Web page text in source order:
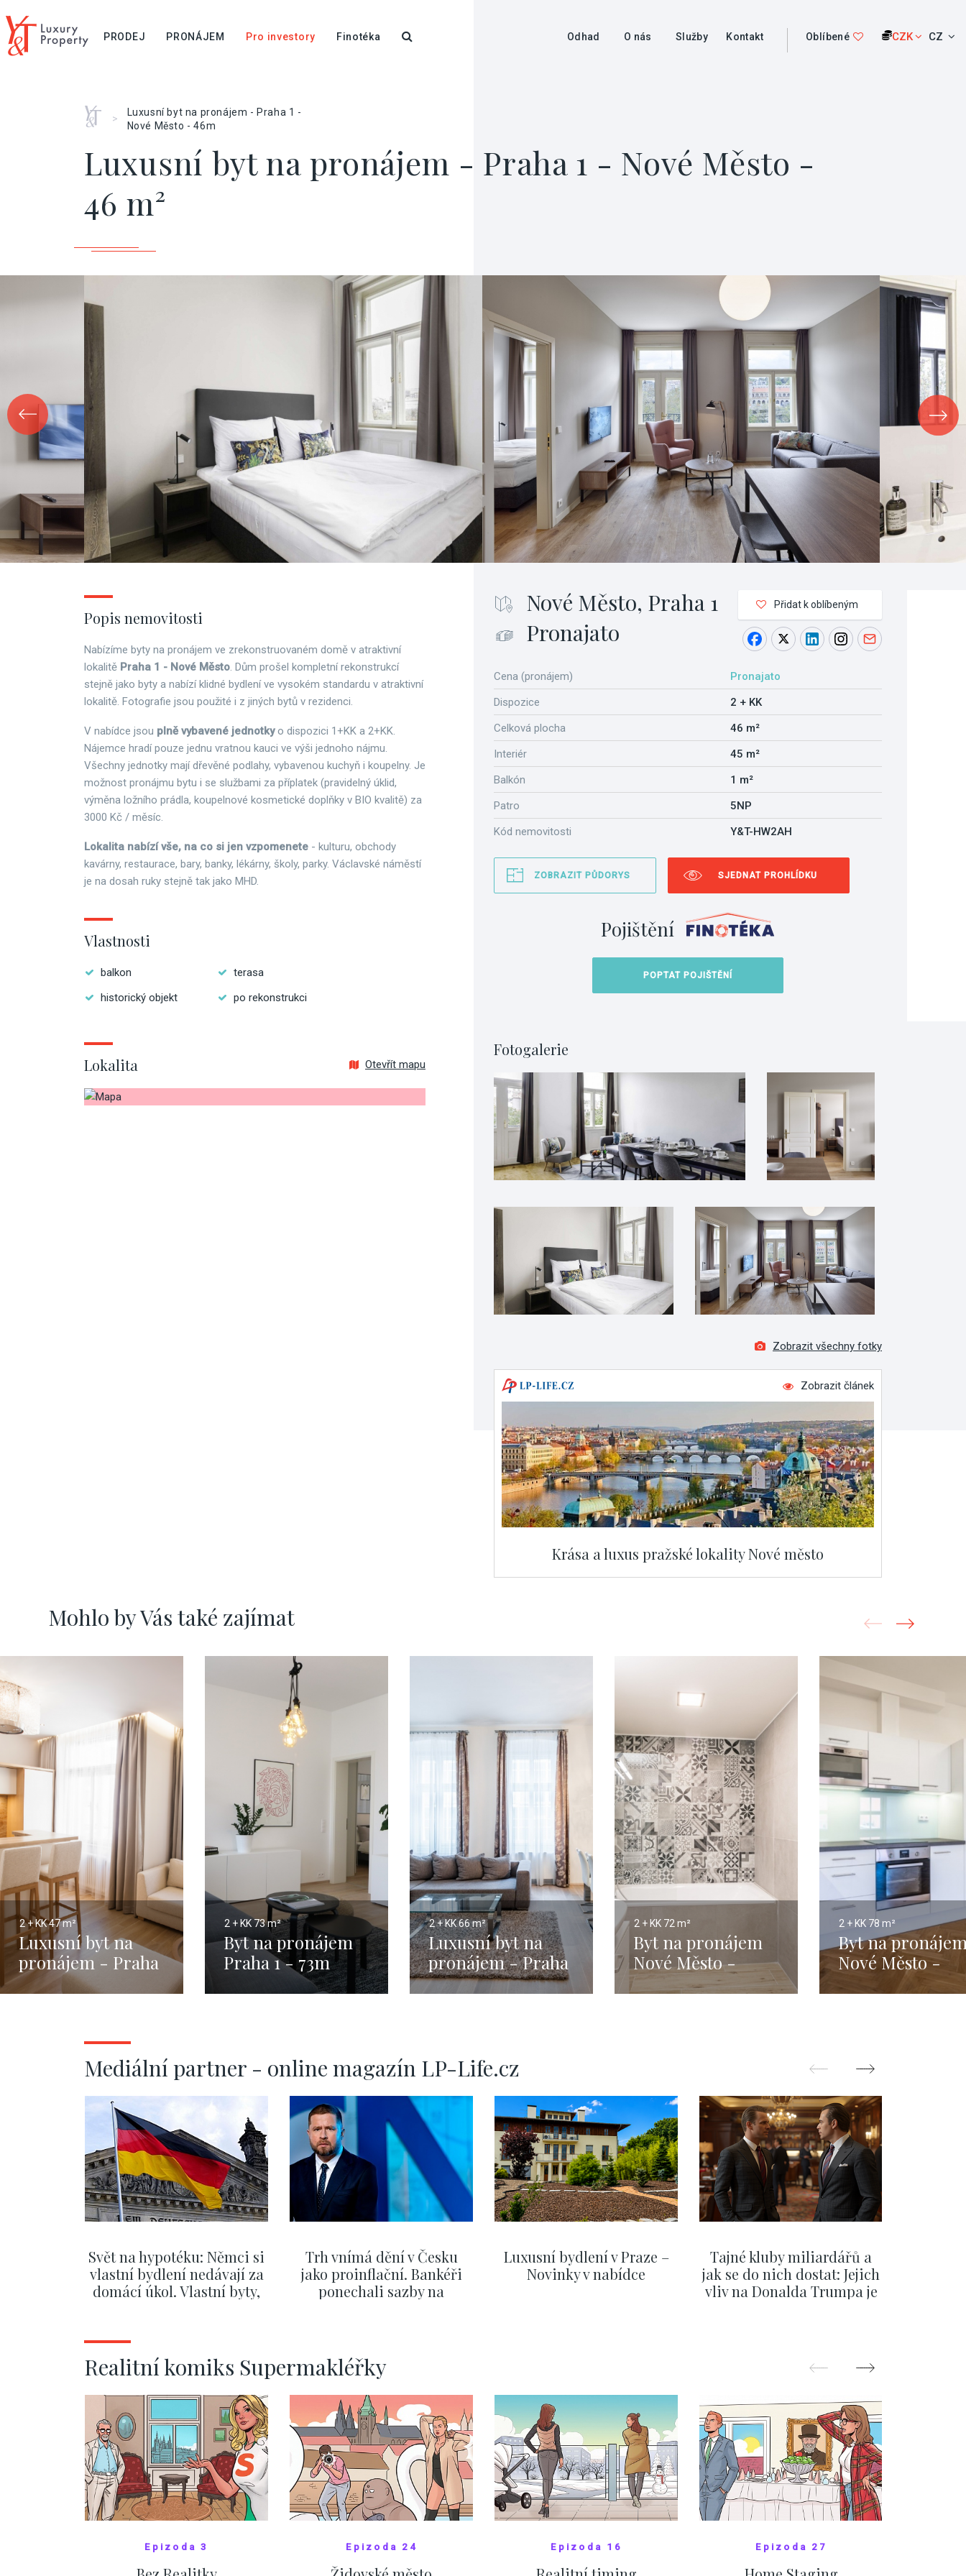
PRODEJ PRONÁJEM Pro investory Finotéka Odhad O nás Služby Kontakt Oblíbené CZK CZ
Home
>
Luxusní byt na pronájem - Praha 1 -
Nové Město - 46m
Luxusní byt na pronájem - Praha 1 - Nové Město -
46 m²
Nové Město, Praha 1
Pronajato
Přidat k oblíbeným
Cena (pronájem)
Pronajato
Dispozice
2 + KK
Celková plocha
46 m²
Interiér
45 m²
Balkón
1 m²
Patro
5NP
Kód nemovitosti
Y&T-HW2AH
ZOBRAZIT PŮDORYS SJEDNAT PROHLÍDKU
Pojištění
POPTAT POJIŠTĚNÍ
Fotogalerie
Zobrazit všechny fotky
Zobrazit článek
Krása a luxus pražské lokality Nové město
Popis nemovitosti
Nabízíme byty na pronájem ve zrekonstruovaném domě v atraktivní
lokalitě Praha 1 - Nové Město. Dům prošel kompletní rekonstrukcí
stejně jako byty a nabízí klidné bydlení ve vysokém standardu v atraktivní
lokalitě. Fotografie jsou použité i z jiných bytů v rezidenci.
V nabídce jsou plně vybavené jednotkyo dispozici 1+KK a 2+KK.
Nájemce hradí pouze jednu vratnou kauci ve výši jednoho nájmu.
Všechny jednotky mají dřevěné podlahy, vybavenou kuchyň i koupelny. Je
možnost pronájmu bytu i se službami za příplatek (pravidelný úklid,
výměna ložního prádla, koupelnové kosmetické doplňky v BIO kvalitě) za
3000 Kč / měsíc.
Lokalita nabízí vše, na co si jen vzpomenete - kulturu, obchody
kavárny, restaurace, bary, banky, lékárny, školy, parky. Václavské náměstí
je na dosah ruky stejně tak jako MHD.
Vlastnosti
balkon
terasa
historický objekt
po rekonstrukci
Lokalita Otevřít mapu
Mohlo by Vás také zajímat
2 + KK47 m²
Luxusní byt na
pronájem - Praha
1 - Josefov - 47m
2 + KK 73 m²
Byt na pronájem
Praha 1 - 73m
2 + KK66 m²
Luxusní byt na
pronájem - Praha
1 - Petrská čtvrť -
2 + KK 72 m²
Byt na pronájem
Nové Město -
Praha 1 - 72m
2 + KK 78 m²
Byt na
Nové Město -
Praha 1 - 78m
Mediální partner - online magazín LP-Life.cz
Svět na hypotéku: Němci si
vlastní bydlení nedávají za
domácí úkol. Vlastní byty,
Trh vnímá dění v Česku
jako proinflační. Bankéři
ponechali sazby na
Luxusní bydlení v Praze –
Novinky v nabídce
Tajné kluby miliardářů a
jak se do nich dostat: Jejich
vliv na Donalda Trumpa je
Realitní komiks Supermakléřky
Epizoda 3 Epizoda 24 Epizoda 16 Epizoda 27